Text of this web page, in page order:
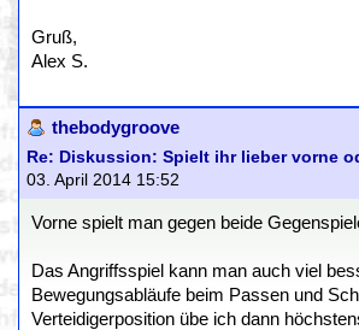
Gruß,
Alex S.
thebodygroove
Re: Diskussion: Spielt ihr lieber vorne
03. April 2014 15:52
Vorne spielt man gegen beide
Das Angriffsspiel kann man auch viel
Bewegungsabläufe beim Passen und
Verteidigerposition übe ich dann